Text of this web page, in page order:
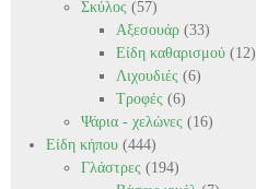
Σκύλος (57)
Αξεσουάρ (33)
Είδη καθαρισμού (12)
Λιχουδιές (6)
Τροφές (6)
Ψάρια - χελώνες (16)
Είδη κήπου (444)
Γλάστρες (194)